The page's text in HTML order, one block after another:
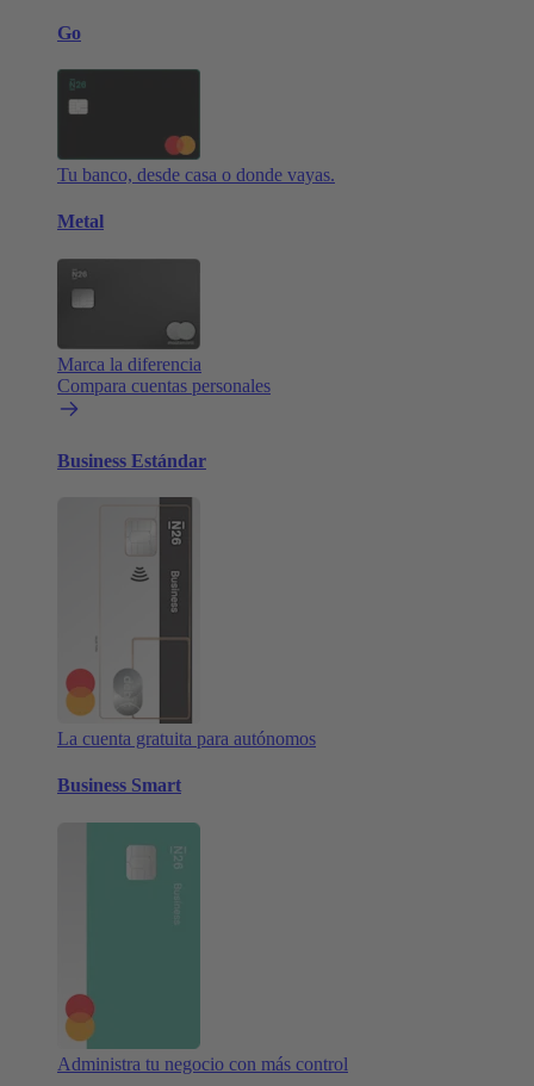
Go
Tu banco, desde casa o donde vayas.
Metal
Marca la diferencia
Compara cuentas personales
Business Estándar
La cuenta gratuita para autónomos
Business Smart
Administra tu negocio con más control